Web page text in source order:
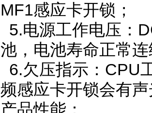
MF1感应卡开锁；
5.电源工作电压：
池，电池寿命正常
6.欠压指示：CPU
频感应卡开锁会有
产品性能：